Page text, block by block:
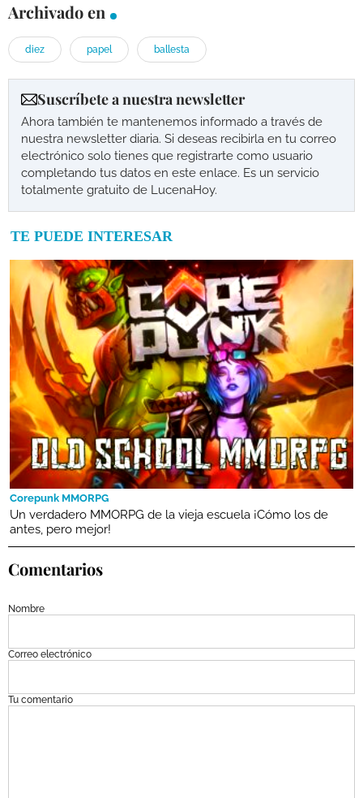
Archivado en
diez papel ballesta
Suscríbete a nuestra newsletter
Ahora también te mantenemos informado a través de
nuestra newsletter diaria. Si deseas recibirla en tu correo
electrónico solo tienes que registrarte como usuario
completando tus datos en este enlace. Es un servicio
totalmente gratuito de LucenaHoy.
TE PUEDE INTERESAR
Corepunk MMORPG
Un verdadero MMORPG de la vieja escuela ¡Cómo los de
antes, pero mejor!
Comentarios
Nombre
Correo electrónico
Tu comentario